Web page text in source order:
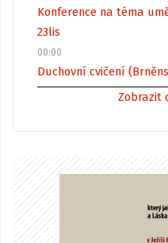
Konference na téma
23lis
00:00
Duchovní cvičení
Zobrazit